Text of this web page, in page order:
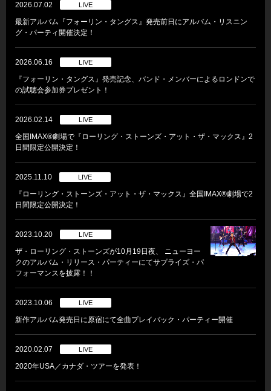
2026.07.02 LIVE
最新アルバム『フォーリン・タングス』発売前日にアルバム・リスニン
グ・パーティ開催決定！
2026.06.16 LIVE
『フォーリン・タングス』発売記念、バンド・メンバーによるロンドンで
の試聴会参加券プレゼント！
2026.02.14 LIVE
全国IMAX®劇場で『ローリング・ストーンズ・アット・ザ・マックス』2
日間限定公開決定！
2025.11.10 LIVE
『ローリング・ストーンズ・アット・ザ・マックス』全国IMAX®劇場で2
日間限定公開決定！
2023.10.20 LIVE
ザ・ローリング・ストーンズが10月19日夜、 ニューヨー
クのアルバム・リリース・パーティーにてサプライズ・パ
フォーマンスを披露！！
2023.10.06 LIVE
新作アルバム発売日に原宿にて全曲プレイバック・パーティー開催
2020.02.07 LIVE
2020年USA／カナダ・ツアーを発表！